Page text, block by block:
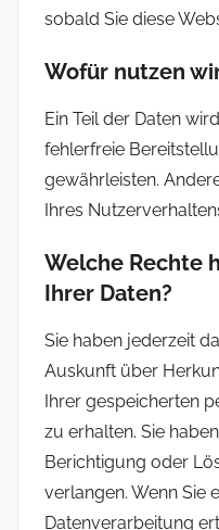
sobald Sie diese
Wofür nutzen
Ein Teil der Daten
fehlerfreie
gewährleisten.
Ihres
Welche Rechte
Ihrer Daten?
Sie haben jederzeit
Auskunft über
Ihrer gespeicherten
zu erhalten. Sie
Berichtigung oder
verlangen. Wenn Sie
Datenverarbeitung